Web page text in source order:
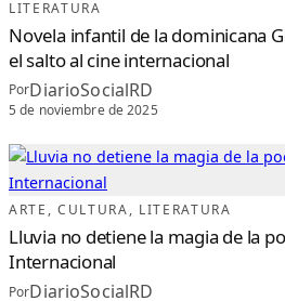
LITERATURA
Novela infantil de la dominicana
el salto al cine internacional
PorDiarioSocialRD
5 de noviembre de 2025
ARTE , CULTURA, LITERATURA
Lluvia no detiene la magia de la
Internacional
PorDiarioSocialRD